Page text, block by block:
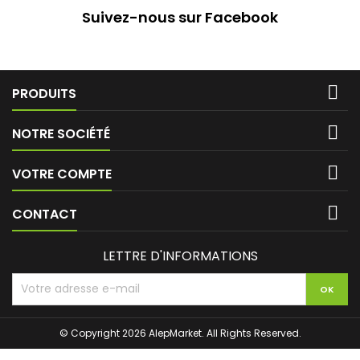
Suivez-nous sur Facebook
PRODUITS 
NOTRE SOCIÉTÉ 
VOTRE COMPTE 
CONTACT 
LETTRE D'INFORMATIONS
© Copyright 2026 AlepMarket. All Rights Reserved.